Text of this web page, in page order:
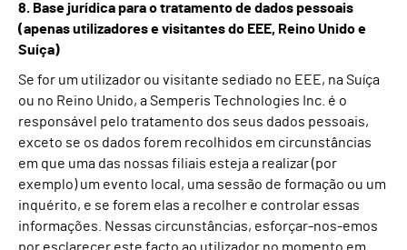
8. Base jurídica para o tratamento de dados pessoais
(apenas utilizadores e visitantes do EEE, Reino Unido e
Suíça)
Se for um utilizador ou visitante sediado no EEE, na Suíça
ou no Reino Unido, a Semperis Technologies Inc. é o
responsável pelo tratamento dos seus dados pessoais,
exceto se os dados forem recolhidos em circunstâncias
em que uma das nossas filiais esteja a realizar (por
exemplo) um evento local, uma sessão de formação ou um
inquérito, e se forem elas a recolher e controlar essas
informações. Nessas circunstâncias, esforçar-nos-emos